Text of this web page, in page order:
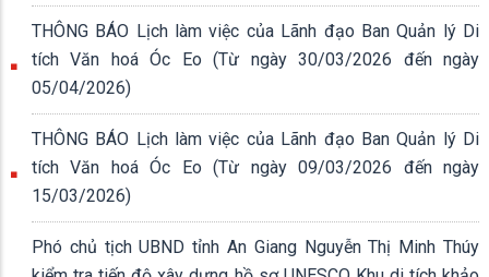
THÔNG BÁO Lịch làm việc của Lãnh đạo Ban Quản lý Di
tích Văn hoá Óc Eo (Từ ngày 30/03/2026 đến ngày
05/04/2026)
THÔNG BÁO Lịch làm việc của Lãnh đạo Ban Quản lý Di
tích Văn hoá Óc Eo (Từ ngày 09/03/2026 đến ngày
15/03/2026)
Phó chủ tịch UBND tỉnh An Giang Nguyễn Thị Minh Thúy